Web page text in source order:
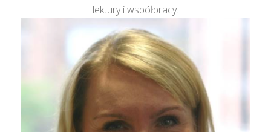
lektury i współpracy.